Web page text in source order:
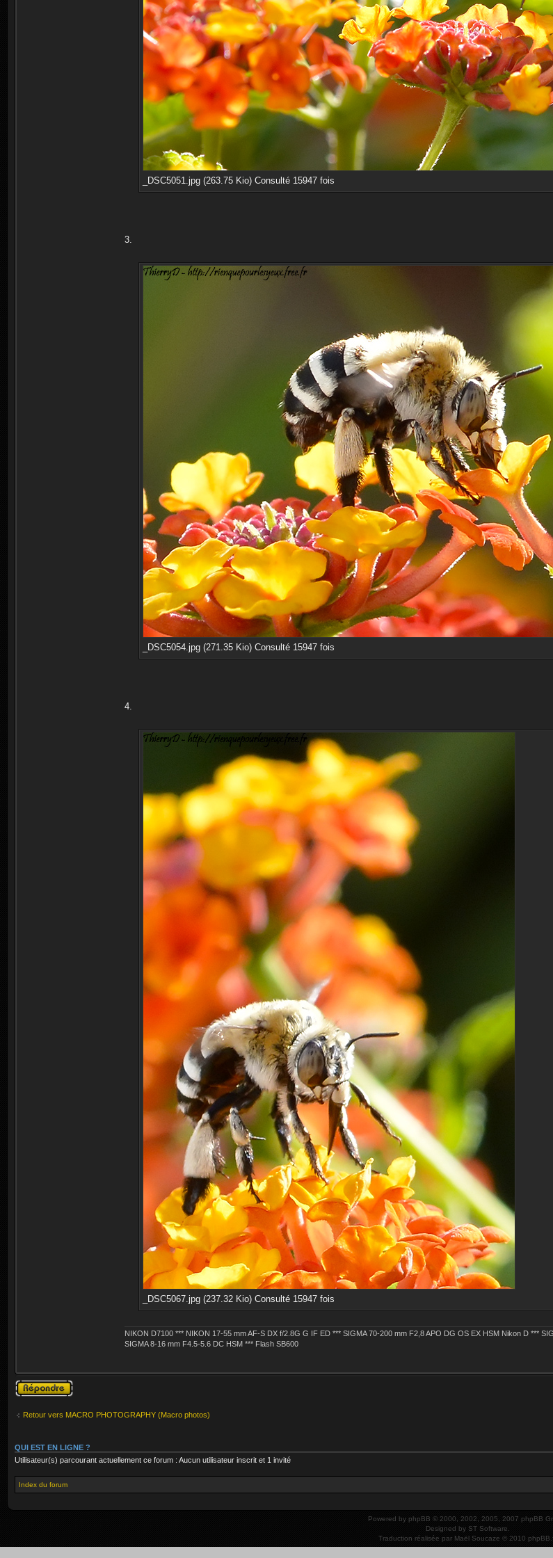
_DSC5051.jpg (263.75 Kio) Consulté 15947 fois
3.
_DSC5054.jpg (271.35 Kio) Consulté 15947 fois
4.
_DSC5067.jpg (237.32 Kio) Consulté 15947 fois
NIKON D7100 *** NIKON 17-55 mm AF-S DX f/2.8G G IF ED *** SIGMA 70-200 mm F2,8 APO DG OS EX HSM Nikon D ***
SIGMA 8-16 mm F4.5-5.6 DC HSM *** Flash SB600
Publier une
réponse
Retour vers MACRO PHOTOGRAPHY (Macro photos)
QUI EST EN LIGNE ?
Utilisateur(s) parcourant actuellement ce forum : Aucun utilisateur inscrit et 1 invité
Index du forum
Powered by phpBB © 2000, 2002, 2005, 2007 phpBB
Designed by ST Software
Traduction réalisée par Maël Soucaze © 2010